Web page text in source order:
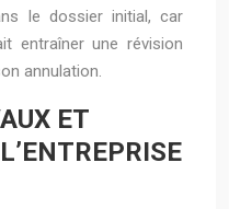
le dossier initial, car
entraîner une révision
annulation.
ET